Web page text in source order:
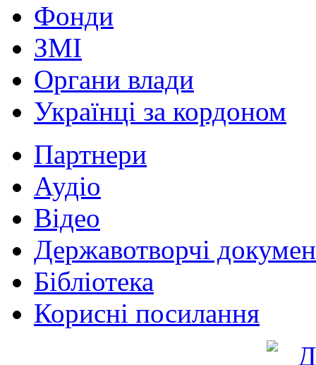
Фонди
ЗМІ
Органи влади
Українці за кордоном
Партнери
Аудіо
Відео
Державотворчі
Бібліотека
Корисні посилання